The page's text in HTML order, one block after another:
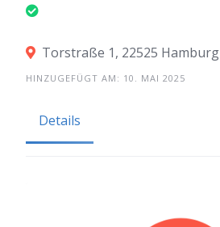
Torstraße 1, 22525 Hamburg
HINZUGEFÜGT AM: 10. MAI 2025
Details